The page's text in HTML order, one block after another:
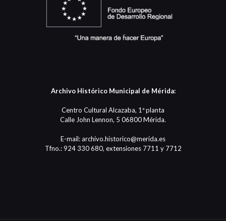
Archivo Histórico Municipal de Mérida:
Centro Cultural Alcazaba, 1ª planta
Calle John Lennon, 5 06800 Mérida.
E-mail: archivo.historico@merida.es
Tfno.: 924 330 680, extensiones 7711 y 7712